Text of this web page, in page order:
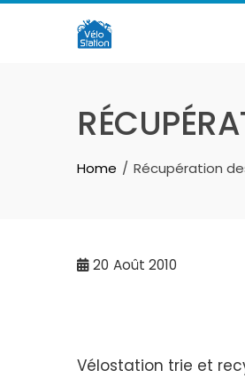
Skip
Home Récupération
20 Août 2010
Vélostation trie et